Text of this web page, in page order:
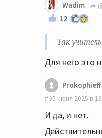
Wadim
12
Так
Для него это
Prokophieff
05 июня 2025 в
И да, и нет.